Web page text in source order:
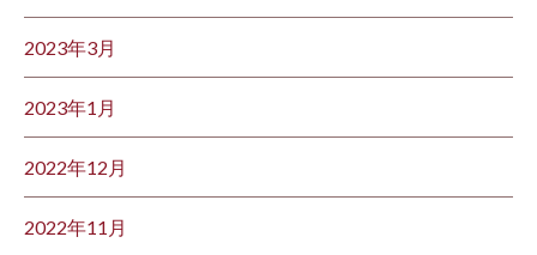
2023年3月
2023年1月
2022年12月
2022年11月